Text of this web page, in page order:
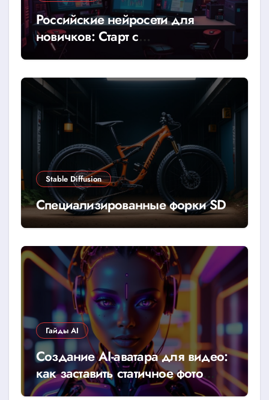
Российские нейросети для
новичков: Старт с
YandexGPT/GigaChat
Stable Diffusion
Специализированные форки SD
Гайды AI
Создание AI-аватара для видео:
как заставить статичное фото
говорить